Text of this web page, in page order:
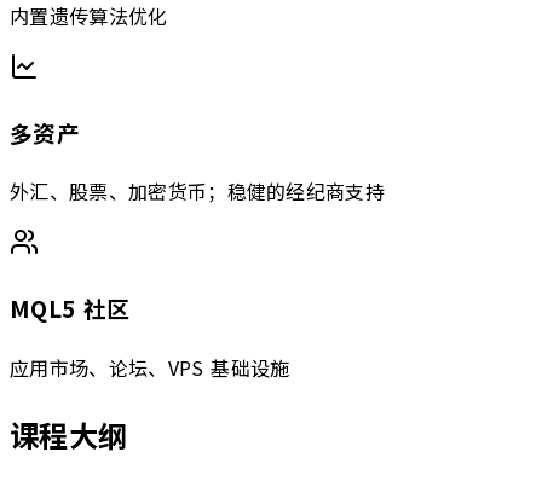
内置遗传算法优化
多资产
外汇、股票、加密货币；稳健的经纪商支持
MQL5 社区
应用市场、论坛、VPS 基础设施
课程大纲